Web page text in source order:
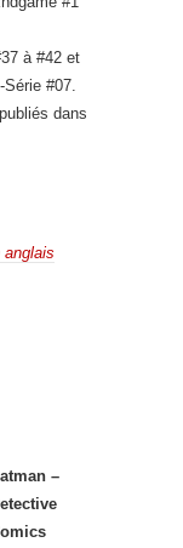
à #42 et
#07.
dans
anglais
–